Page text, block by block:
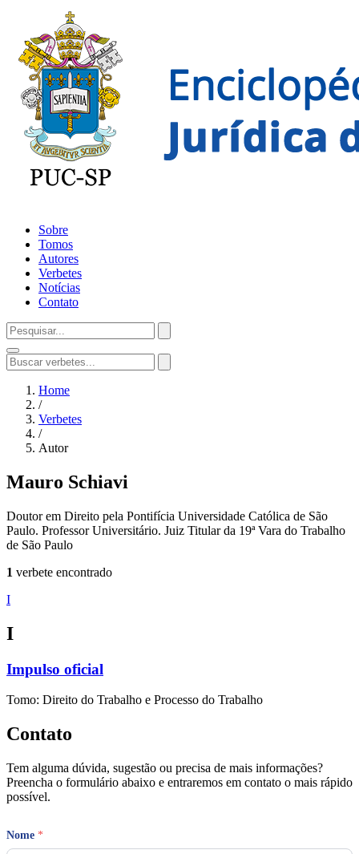
Sobre
Tomos
Autores
Verbetes
Notícias
Contato
Home
/
Verbetes
/
Autor
Mauro Schiavi
Doutor em Direito pela Pontifícia Universidade Católica de São
Paulo. Professor Universitário. Juiz Titular da 19ª Vara do Trabalho
de São Paulo
1 verbete encontrado
I
I
Impulso oficial
Tomo: Direito do Trabalho e Processo do Trabalho
Contato
Tem alguma dúvida, sugestão ou precisa de mais informações?
Preencha o formulário abaixo e entraremos em contato o mais rápido
possível.
Nome *